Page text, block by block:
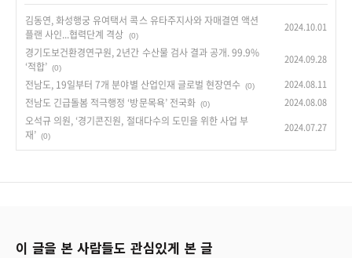
김동연, 화성행궁 유여택서 콕스 유타주지사와 자매결연 액션
플랜 사인...협력단계 격상
(0)
2024.10.01
경기도보건환경연구원, 2년간 수산물 검사 결과 공개. 99.9%
‘적합’ (0)
2024.09.28
전남도, 19일부터 7개 분야별 산업인재 글로벌 현장연수 (0) 2024.08.11
전남도 긴급돌봄 적극행정 ‘방문목욕’ 전국화 (0) 2024.08.08
오석규 의원, ‘경기콘진원, 절대다수의 도민을 위한 사업 부
재’ (0)
2024.07.27
이 글을 본 사람들도 관심있게 본 글